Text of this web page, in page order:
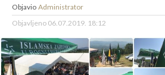
Objavio Administrator
Objavljeno 06.07.2019. 18:12